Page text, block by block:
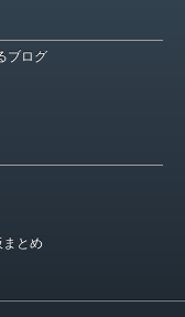
ブログ
とめ